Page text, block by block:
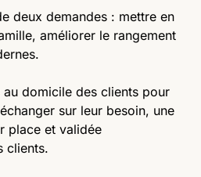
deux demandes : mettre en
améliorer le rangement
domicile des clients pour
sur leur besoin, une
place et validée
clients.